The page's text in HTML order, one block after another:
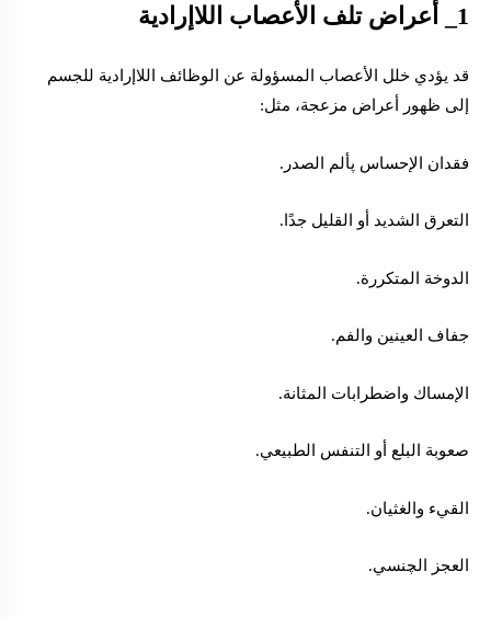
1_ أعراض تلف الأعصاب اللاإرادية
قد يؤدي خلل الأعصاب المسؤولة عن الوظائف اللاإرادية للجسم
إلى ظهور أعراض مزعجة، مثل:
فقدان الإحساس پألم الصدر.
التعرق الشديد أو القليل جدًا.
الدوخة المتكررة.
جفاف العينين والفم.
الإمساك واضطرابات المثانة.
صعوبة البلع أو التنفس الطبيعي.
القيء والغثيان.
العجز الچنسي.